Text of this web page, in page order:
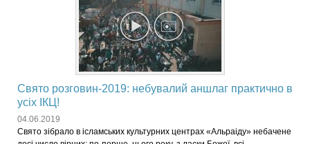
Свято розговин-2019: небувалий аншлаг практично в
усіх ІКЦ!
04.06.2019
Свято зібрало в ісламських культурних центрах «Альраіду» небачене